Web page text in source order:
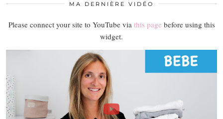
MA DERNIÈRE VIDÉO
Please connect your site to YouTube via this page before using this
widget.